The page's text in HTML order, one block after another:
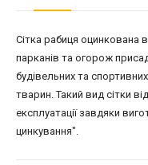
Сітка рабиця оцинкована
парканів та огорож
будівельних та
тварин. Такий вид сітки
експлуатації завдяки
цинкування".